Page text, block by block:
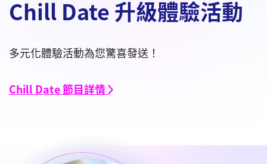
Chill Date 升級體驗活動
多元化體驗活動為您驚喜發送！
Chill Date 節目詳情